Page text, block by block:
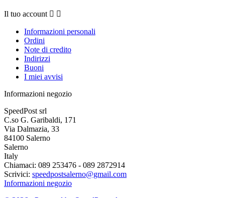
Il tuo account  
Informazioni personali
Ordini
Note di credito
Indirizzi
Buoni
I miei avvisi
Informazioni negozio
SpeedPost srl
C.so G. Garibaldi, 171
Via Dalmazia, 33
84100 Salerno
Salerno
Italy
Chiamaci: 089 253476 - 089 2872914
Scrivici: speedpostsalerno@gmail.com
Informazioni negozio